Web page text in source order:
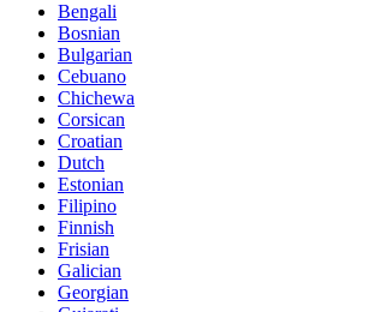
Bengali
Bosnian
Bulgarian
Cebuano
Chichewa
Corsican
Croatian
Dutch
Estonian
Filipino
Finnish
Frisian
Galician
Georgian